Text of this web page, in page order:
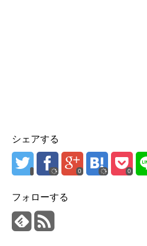
シェアする
0 0
フォローする